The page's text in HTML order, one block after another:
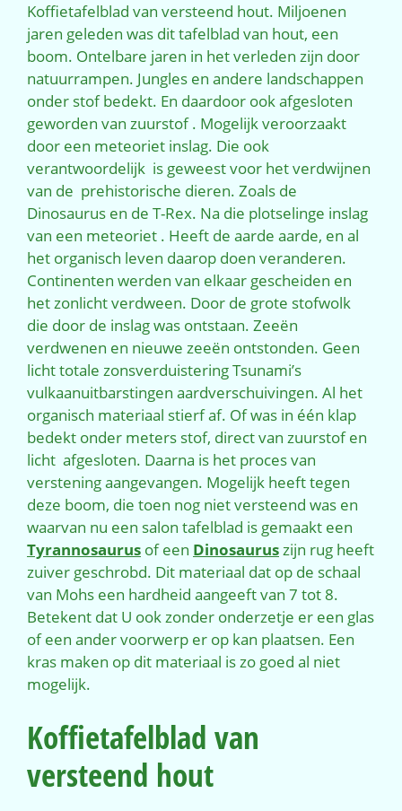
Koffietafelblad van versteend hout. Miljoenen
jaren geleden was dit tafelblad van hout, een
boom. Ontelbare jaren in het verleden zijn door
natuurrampen. Jungles en andere landschappen
onder stof bedekt. En daardoor ook afgesloten
geworden van zuurstof . Mogelijk veroorzaakt
door een meteoriet inslag. Die ook
verantwoordelijk is geweest voor het verdwijnen
van de prehistorische dieren. Zoals de
Dinosaurus en de T-Rex. Na die plotselinge inslag
van een meteoriet . Heeft de aarde aarde, en al
het organisch leven daarop doen veranderen.
Continenten werden van elkaar gescheiden en
het zonlicht verdween. Door de grote stofwolk
die door de inslag was ontstaan. Zeeën
verdwenen en nieuwe zeeën ontstonden. Geen
licht totale zonsverduistering Tsunami’s
vulkaanuitbarstingen aardverschuivingen. Al het
organisch materiaal stierf af. Of was in één klap
bedekt onder meters stof, direct van zuurstof en
licht afgesloten. Daarna is het proces van
verstening aangevangen. Mogelijk heeft tegen
deze boom, die toen nog niet versteend was en
waarvan nu een salon tafelblad is gemaakt een
Tyrannosaurus of een Dinosauruszijn rug heeft
zuiver geschrobd. Dit materiaal dat op de schaal
van Mohs een hardheid aangeeft van 7 tot 8.
Betekent dat U ook zonder onderzetje er een glas
of een ander voorwerp er op kan plaatsen. Een
kras maken op dit materiaal is zo goed al niet
mogelijk.
Koffietafelblad van
versteend hout